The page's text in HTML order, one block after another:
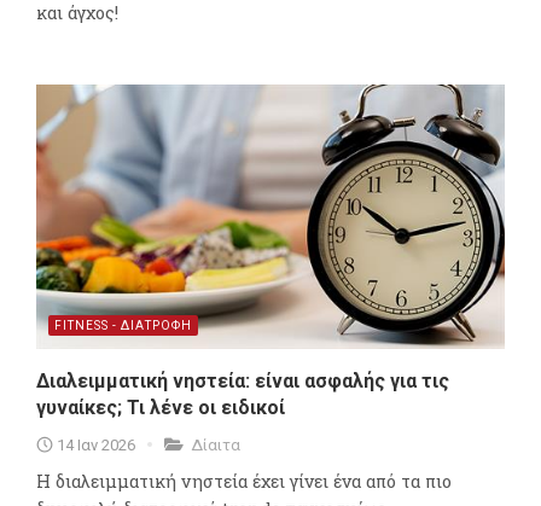
και άγχος!
FITNESS - ΔΙΑΤΡΟΦΗ
Διαλειμματική νηστεία: είναι ασφαλής για τις
γυναίκες; Τι λένε οι ειδικοί
14 Ιαν 2026 Δίαιτα
Η διαλειμματική νηστεία έχει γίνει ένα από τα πιο